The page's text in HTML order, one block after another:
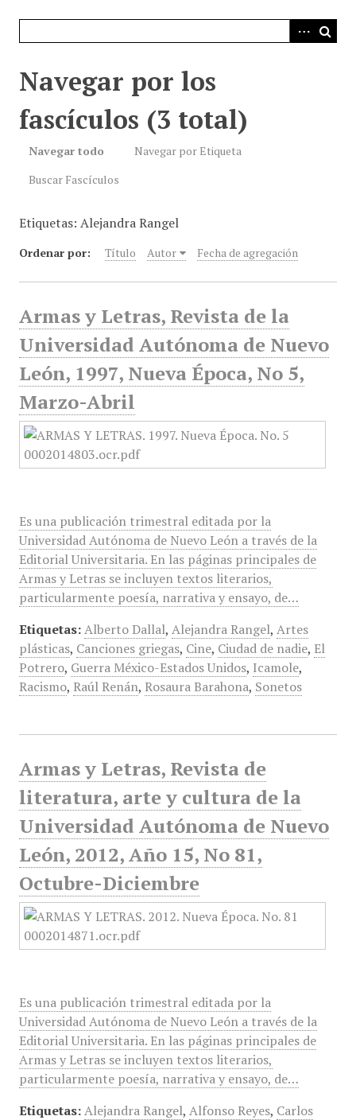
Navegar por los
fascículos (3 total)
Navegar todo
Navegar por Etiqueta
Buscar Fascículos
Etiquetas: Alejandra Rangel
Ordenar por: Título Autor Fecha de agregación
Armas y Letras, Revista de la
Universidad Autónoma de Nuevo
León, 1997, Nueva Época, No 5,
Marzo-Abril
Es una publicación trimestral editada por la
Universidad Autónoma de Nuevo León a través de la
Editorial Universitaria. En las páginas principales de
Armas y Letras se incluyen textos literarios,
particularmente poesía, narrativa y ensayo, de…
Etiquetas: Alberto Dallal, Alejandra Rangel, Artes
plásticas, Canciones griegas, Cine, Ciudad de nadie, El
Potrero, Guerra México-Estados Unidos, Icamole,
Racismo, Raúl Renán, Rosaura Barahona, Sonetos
Armas y Letras, Revista de
literatura, arte y cultura de la
Universidad Autónoma de Nuevo
León, 2012, Año 15, No 81,
Octubre-Diciembre
Es una publicación trimestral editada por la
Universidad Autónoma de Nuevo León a través de la
Editorial Universitaria. En las páginas principales de
Armas y Letras se incluyen textos literarios,
particularmente poesía, narrativa y ensayo, de…
Etiquetas: Alejandra Rangel, Alfonso Reyes, Carlos